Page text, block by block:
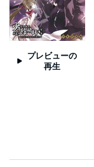
プレビューの
再生